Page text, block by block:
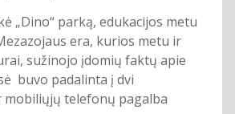
„Dino“ parką, edukacijos metu
era, kurios metu ir
sužinojo įdomių faktų apie
buvo padalinta į dvi
telefonų pagalba